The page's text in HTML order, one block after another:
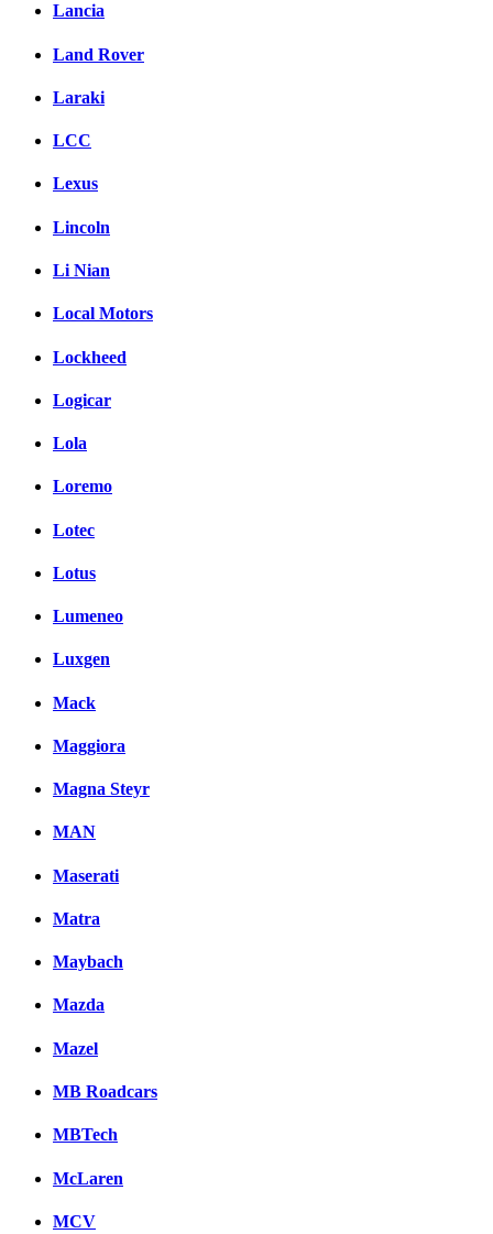
Lancia
Land Rover
Laraki
LCC
Lexus
Lincoln
Li Nian
Local Motors
Lockheed
Logicar
Lola
Loremo
Lotec
Lotus
Lumeneo
Luxgen
Mack
Maggiora
Magna Steyr
MAN
Maserati
Matra
Maybach
Mazda
Mazel
MB Roadcars
MBTech
McLaren
MCV